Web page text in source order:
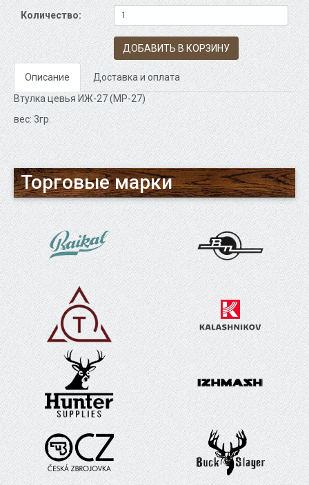
Количество:
ДОБАВИТЬ В КОРЗИНУ
Описание
Доставка и оплата
Втулка цевья ИЖ-27 (МР-27)
вес: 3гр.
Торговые марки